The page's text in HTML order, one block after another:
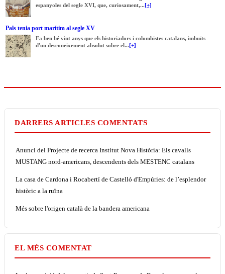
espanyoles del segle XVI, que, curiosament,...[+]
Pals tenia port marítim al segle XV
Fa ben bé vint anys que els historiadors i colombistes catalans, imbuïts
d'un desconeixement absolut sobre el...[+]
DARRERS ARTICLES COMENTATS
Anunci del Projecte de recerca Institut Nova Història: Els cavalls
MUSTANG nord-americans, descendents dels MESTENC catalans
La casa de Cardona i Rocabertí de Castelló d'Empúries: de l’esplendor
històric a la ruïna
Més sobre l'origen català de la bandera americana
EL MÉS COMENTAT